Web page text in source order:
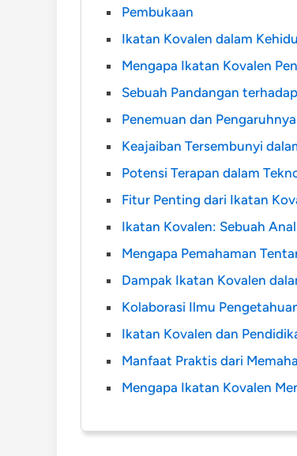
Pembukaan
Ikatan Kovalen dalam
Mengapa Ikatan Kovalen
Sebuah Pandangan
Penemuan dan Pengaruhnya
Keajaiban Tersembunyi
Potensi Terapan dalam
Fitur Penting dari Ikatan
Ikatan Kovalen: Sebuah
Mengapa Pemahaman
Dampak Ikatan Kovalen
Kolaborasi Ilmu
Ikatan Kovalen dan
Manfaat Praktis dari
Mengapa Ikatan Kovalen